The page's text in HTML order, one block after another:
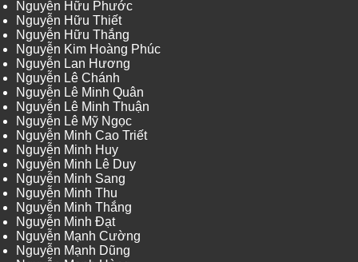
Nguyễn Hữu Phước
Nguyễn Hữu Thiết
Nguyễn Hữu Thắng
Nguyễn Kim Hoàng Phúc
Nguyễn Lan Hương
Nguyễn Lê Chánh
Nguyễn Lê Minh Quân
Nguyễn Lê Minh Thuận
Nguyễn Lê Mỹ Ngọc
Nguyễn Minh Cao Triết
Nguyễn Minh Huy
Nguyễn Minh Lê Duy
Nguyễn Minh Sang
Nguyễn Minh Thu
Nguyễn Minh Thắng
Nguyễn Minh Đạt
Nguyễn Mạnh Cường
Nguyễn Mạnh Dũng